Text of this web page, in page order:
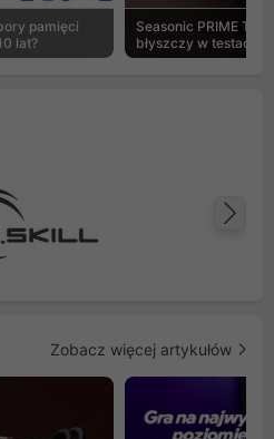
pamięci
lat?
Seasonic PRIME
błyszczy w testach
Zobacz więcej artykułów